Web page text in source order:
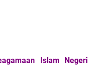
Islam Negeri